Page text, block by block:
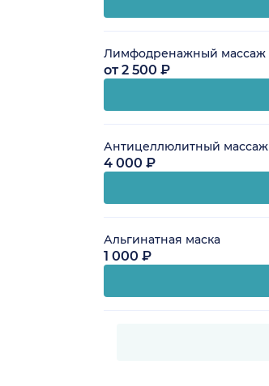
Лимфодренажный массаж
от 2 500 ₽
Антицеллюлитный массаж
4 000 ₽
Альгинатная маска
1 000 ₽